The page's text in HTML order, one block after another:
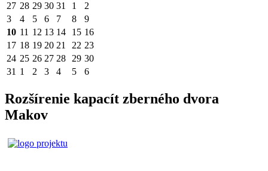
27 28 29 30 31 1
2
3
4 5 6 7 8
9
10 11 12 13 14 15 16
17 18 19 20 21 22 23
24 25 26 27 28 29 30
31 1 2 3 4 5 6
Rozšírenie kapacít zberného dvora
Makov